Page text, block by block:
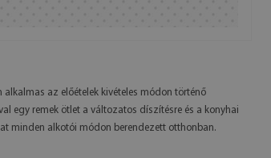
az előételek kivételes módon történő
egy remek ötlet a változatos díszítésre és a konyhai
minden alkotói módon berendezett otthonban.